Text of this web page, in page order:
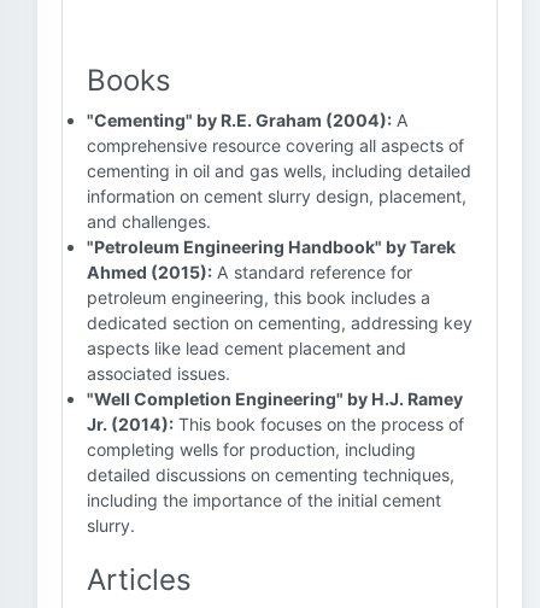
Books
"Cementing" by R.E. Graham (2004): A
comprehensive resource covering all aspects of
cementing in oil and gas wells, including detailed
information on cement slurry design, placement,
and challenges.
"Petroleum Engineering Handbook" by Tarek
Ahmed (2015): A standard reference for
petroleum engineering, this book includes a
dedicated section on cementing, addressing key
aspects like lead cement placement and
associated issues.
"Well Completion Engineering" by H.J. Ramey
Jr. (2014): This book focuses on the process of
completing wells for production, including
detailed discussions on cementing techniques,
including the importance of the initial cement
slurry.
Articles